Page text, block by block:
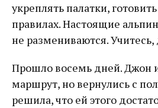
укреплять палатки,
правилах. Настоящие
не размениваются.
Прошло восемь дней. Джон
маршрут, но вернулись с
решила, что ей этого